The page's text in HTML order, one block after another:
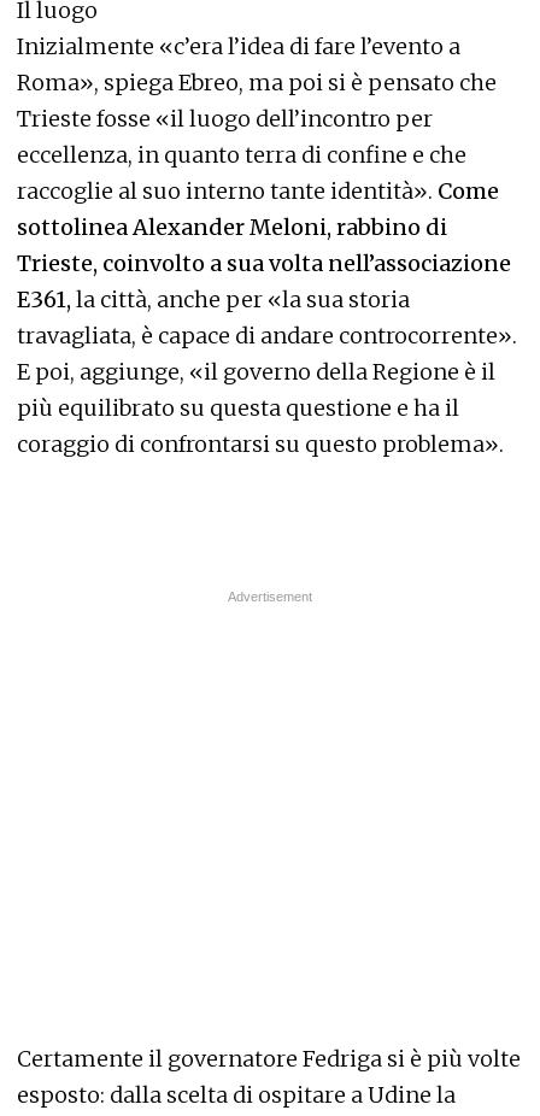
Il luogo
Inizialmente «c’era l’idea di fare l’evento a
Roma», spiega Ebreo, ma poi si è pensato che
Trieste fosse «il luogo dell’incontro per
eccellenza, in quanto terra di confine e che
raccoglie al suo interno tante identità». Come
sottolinea Alexander Meloni, rabbino di
Trieste, coinvolto a sua volta nell’associazione
E361, la città, anche per «la sua storia
travagliata, è capace di andare controcorrente».
E poi, aggiunge, «il governo della Regione è il
più equilibrato su questa questione e ha il
coraggio di confrontarsi su questo problema».
Certamente il governatore Fedriga si è più volte
esposto: dalla scelta di ospitare a Udine la